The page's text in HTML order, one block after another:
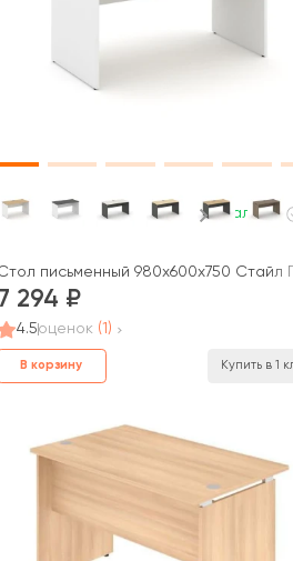
Нова С / Nova S
В наличии
письменный 980x600x750
294
4.5оценок (1)
В корзину Купить в 1